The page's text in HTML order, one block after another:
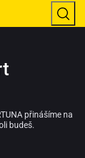
přinášíme na
budeš.